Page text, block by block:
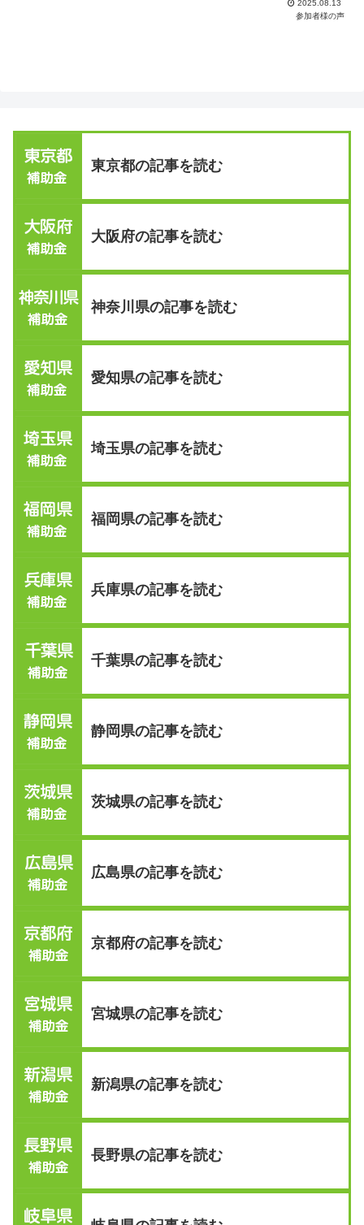
2025.08.13
参加者様の声
東京都の記事を読む
大阪府の記事を読む
神奈川県の記事を読む
愛知県の記事を読む
埼玉県の記事を読む
福岡県の記事を読む
兵庫県の記事を読む
千葉県の記事を読む
静岡県の記事を読む
茨城県の記事を読む
広島県の記事を読む
京都府の記事を読む
宮城県の記事を読む
新潟県の記事を読む
長野県の記事を読む